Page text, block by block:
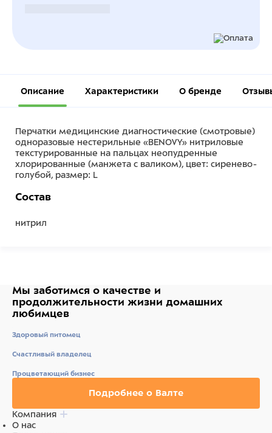
Описание Характеристики О бренде
Перчатки медицинские диагностические (смотровые)
одноразовые нестерильные «BENOVY» нитриловые
текстурированные на пальцах неопудренные
хлорированные (манжета с валиком), цвет: сиренево-
голубой, размер: L
Состав
нитрил
Мы заботимся о качестве и
продолжительности жизни домашних
любимцев
Здоровый питомец
Счастливый владелец
Процветающий бизнес
Подробнее о Валте
Компания
О нас